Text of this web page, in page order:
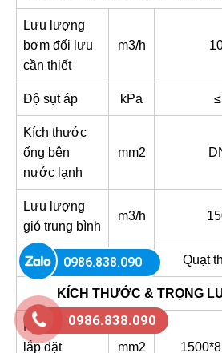
Lưu lượng
bơm đối lưu
cần thiết
m3/h
Độ sụt áp kPa
Kích thước
ống bên
nước lạnh
mm2
Lưu lượng
gió trung bình
m3/h
Hướng gió Quạt
KÍCH THƯỚC & TRỌNG
Kích thước
lắp đặt
mm2
0986.838.090
0986.838.090